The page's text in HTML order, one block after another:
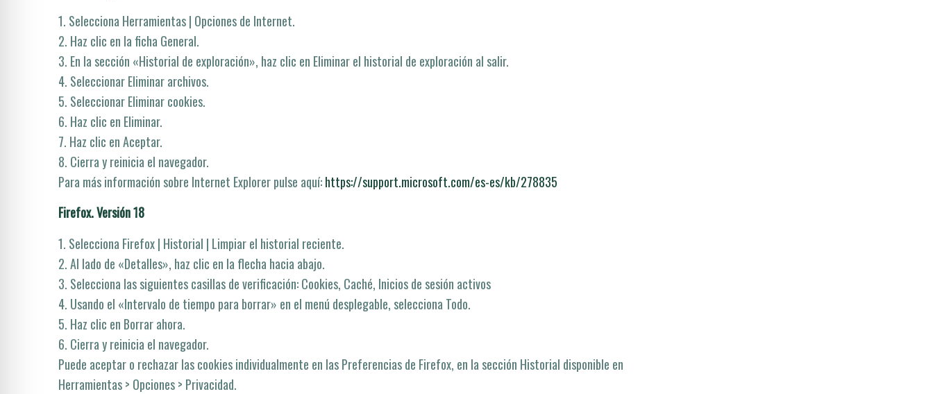
1. Selecciona Herramientas | Opciones de Internet.
2. Haz clic en la ficha General.
3. En la sección «Historial de exploración», haz clic en Eliminar el historial de exploración al salir.
4. Seleccionar Eliminar archivos.
5. Seleccionar Eliminar cookies.
6. Haz clic en Eliminar.
7. Haz clic en Aceptar.
8. Cierra y reinicia el navegador.
Para más información sobre Internet Explorer pulse aquí­:https://support.microsoft.com/es-es/kb/278835
Firefox. Versión 18
1. Selecciona Firefox | Historial | Limpiar el historial reciente.
2. Al lado de «Detalles», haz clic en la flecha hacia abajo.
3. Selecciona las siguientes casillas de verificación: Cookies, Caché, Inicios de sesión activos
4. Usando el «Intervalo de tiempo para borrar» en el menú desplegable, selecciona Todo.
5. Haz clic en Borrar ahora.
6. Cierra y reinicia el navegador.
Puede aceptar o rechazar las cookies individualmente en las Preferencias de Firefox, en la sección Historial disponible en
Herramientas > Opciones > Privacidad.